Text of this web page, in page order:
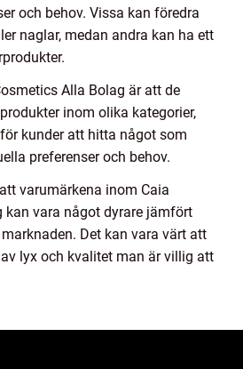
och behov. Vissa kan föredra
naglar, medan andra kan ha ett
Alla Bolag är att de
inom olika kategorier,
kunder att hitta något som
preferenser och behov.
varumärkena inom Caia
kan vara något dyrare jämfört
Det kan vara värt att
lyx och kvalitet man är villig att